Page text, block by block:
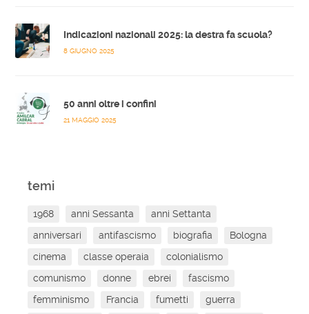
Indicazioni nazionali 2025: la destra fa scuola?
8 GIUGNO 2025
50 anni oltre i confini
21 MAGGIO 2025
temi
1968 anni Sessanta
anni Settanta
anniversari
antifascismo biografia
Bologna
cinema
classe operaia
colonialismo
comunismo
donne ebrei
fascismo
femminismo
Francia fumetti
guerra